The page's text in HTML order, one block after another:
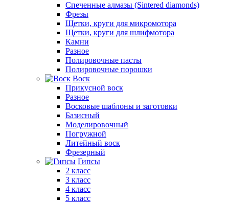
Спеченные алмазы (Sintered diamonds)
Фрезы
Щетки, круги для микромотора
Щетки, круги для шлифмотора
Камни
Разное
Полировочные пасты
Полировочные порошки
Воск
Прикусной воск
Разное
Восковые шаблоны и заготовки
Базисный
Моделировочный
Погружной
Литейный воск
Фрезерный
Гипсы
2 класс
3 класс
4 класс
5 класс